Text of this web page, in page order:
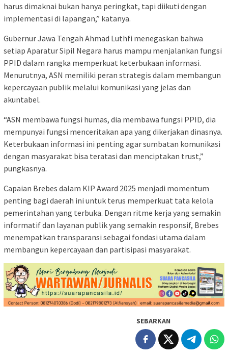
harus dimaknai bukan hanya peringkat, tapi diikuti dengan
implementasi di lapangan,” katanya.
Gubernur Jawa Tengah Ahmad Luthfi menegaskan bahwa
setiap Aparatur Sipil Negara harus mampu menjalankan fungsi
PPID dalam rangka memperkuat keterbukaan informasi.
Menurutnya, ASN memiliki peran strategis dalam membangun
kepercayaan publik melalui komunikasi yang jelas dan
akuntabel.
“ASN membawa fungsi humas, dia membawa fungsi PPID, dia
mempunyai fungsi menceritakan apa yang dikerjakan dinasnya.
Keterbukaan informasi ini penting agar sumbatan komunikasi
dengan masyarakat bisa teratasi dan menciptakan trust,”
pungkasnya.
Capaian Brebes dalam KIP Award 2025 menjadi momentum
penting bagi daerah ini untuk terus memperkuat tata kelola
pemerintahan yang terbuka. Dengan ritme kerja yang semakin
informatif dan layanan publik yang semakin responsif, Brebes
menempatkan transparansi sebagai fondasi utama dalam
membangun kepercayaan dan partisipasi masyarakat.
SEBARKAN